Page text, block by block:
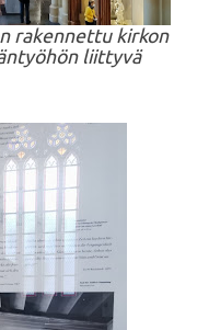
rakennettu kirkon
liittyvä